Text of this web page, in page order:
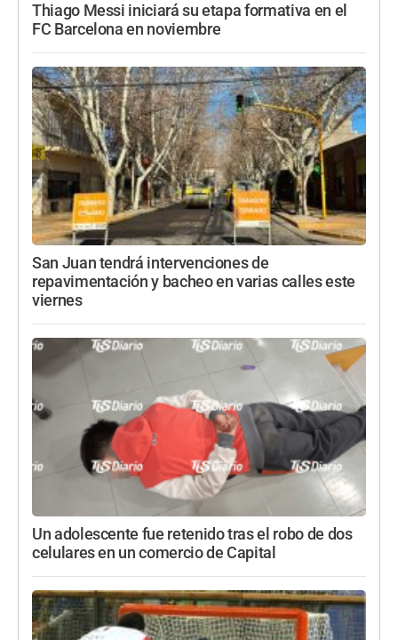
Thiago Messi iniciará su etapa formativa en el
FC Barcelona en noviembre
San Juan tendrá intervenciones de
repavimentación y bacheo en varias calles este
viernes
Un adolescente fue retenido tras el robo de dos
celulares en un comercio de Capital